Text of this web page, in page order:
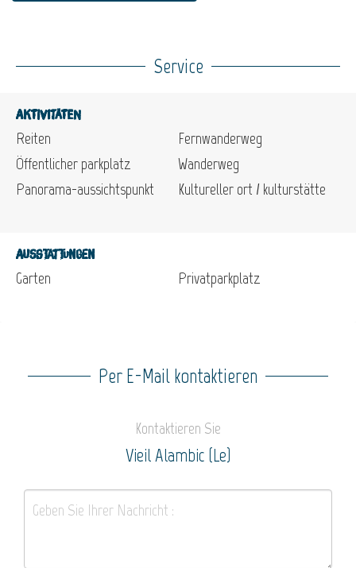
Service
Aktivitäten
Reiten
Öffentlicher parkplatz
Panorama-aussichtspunkt
Fernwanderweg
Wanderweg
Kultureller ort / kulturstätte
Ausstattungen
Garten Privatparkplatz
Per E-Mail kontaktieren
Kontaktieren Sie
Vieil Alambic (Le)